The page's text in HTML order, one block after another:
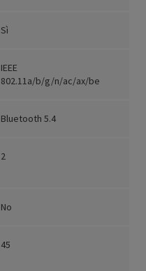
Sì
IEEE
802.11a/b/g/n/ac/ax/be
Bluetooth 5.4
2
No
45